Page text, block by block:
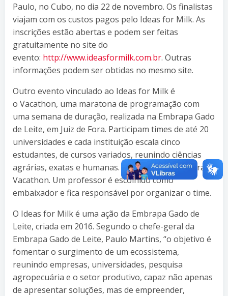
Paulo, no Cubo, no dia 22 de novembro. Os finalistas
viajam com os custos pagos pelo Ideas for Milk. As
inscrições estão abertas e podem ser feitas
gratuitamente no site do
evento: http://www.ideasformilk.com.br. Outras
informações podem ser obtidas no mesmo site.
Outro evento vinculado ao Ideas for Milk é
o Vacathon, uma maratona de programação com
uma semana de duração, realizada na Embrapa Gado
de Leite, em Juiz de Fora. Participam times de até 20
universidades e cada instituição escala cinco
estudantes, de cursos variados, reunindo ciências
agrárias, exatas e humanas. Não há inscrição para o
Vacathon. Um professor é escolhido como
embaixador e fica responsável por organizar o time.
O Ideas for Milk é uma ação da Embrapa Gado de
Leite, criada em 2016. Segundo o chefe-geral da
Embrapa Gado de Leite, Paulo Martins, “o objetivo é
fomentar o surgimento de um ecossistema,
reunindo empresas, universidades, pesquisa
agropecuária e o setor produtivo, capaz não apenas
de apresentar soluções, mas de empreender,